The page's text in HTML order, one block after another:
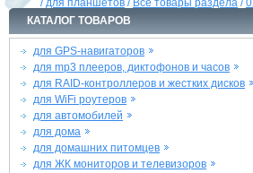
/для планшетов / Все товары раздела /
КАТАЛОГ ТОВАРОВ
для GPS-навигаторов
для mp3 плееров, диктофонов и часов
для RAID-контроллеров и жестких дисков
для WiFi роутеров
для автомобилей
для дома
для домашних питомцев
для ЖК мониторов и телевизоров